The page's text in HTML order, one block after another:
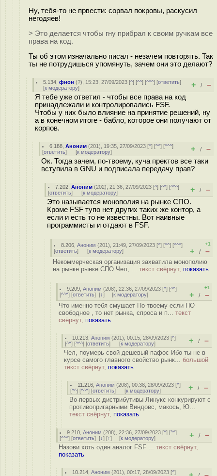
Ну, тебя-то не првести: сорвал покровы, раскусил
негодяев!
> Это делается чтобы гну прибрал к своим ручкам все
права на код.
Ты об этом изначально писал - незачем повторять. Так
ты не потрудишься упомянуть, зачем они это делают?
5.134 ,фнон (?), 15:23, 27/09/2023 [^] [^^] [^^^] [ответить]
[к модератору] + / –
Я тебе уже ответил - чтобы все права на код
принадлежали и контролировались FSF.
Чтобы у них было влияние на принятие решений, ну
а в конечном итоге - бабло, которое они получают от
корпов.
6.188 ,Аноним (201), 19:35, 27/09/2023 [^] [^^] [^^^]
[ответить] [к модератору] + / –
Ок. Тогда зачем, по-твоему, куча пректов все таки
вступила в GNU и подписала передачу прав?
7.202 ,Аноним (202), 21:36, 27/09/2023 [^] [^^] [^^^]
[ответить] [к модератору] + / –
Это называется монополия на рынке СПО.
Кроме FSF тупо нет других таких же контор, а
если и есть то не известны. Вот наивные
программисты и отдают в FSF.
8.206 ,Аноним (201), 21:49, 27/09/2023 [^] [^^] [^^^]
[ответить] [к модератору]
+1
+ / –
Некоммерческая организация захватила монополию
на рынке рынке СПО Чел, ... текст свёрнут, показать
9.209 ,Аноним (208), 22:36, 27/09/2023 [^] [^^]
[^^^] [ответить] [↓] [к модератору]
+1
+ / –
Что именно тебя смушает По-твоему если ПО
свободное , то нет рынка, спроса и п... текст
свёрнут, показать
10.213 ,Аноним (201), 00:15, 28/09/2023 [^]
[^^] [^^^] [ответить] [к модератору] + / –
Чел, поумерь свой дешевый пафос Ибо ты не в
курсе самого главного свойство рынк... большой
текст свёрнут, показать
11.216 ,Аноним (208), 00:38, 28/09/2023 [^]
[^^] [^^^] [ответить] [к модератору] + / –
Во-первых дистрибутивы Линукс конкурируют с
противопригарными Виндовс, макось, Ю...
текст свёрнут, показать
9.210 ,Аноним (208), 22:36, 27/09/2023 [^] [^^]
[^^^] [ответить] [↓] [↑] [к модератору] + / –
Назови хоть один аналог FSF ... текст свёрнут,
показать
10.214 ,Аноним (201), 00:17, 28/09/2023 [^]